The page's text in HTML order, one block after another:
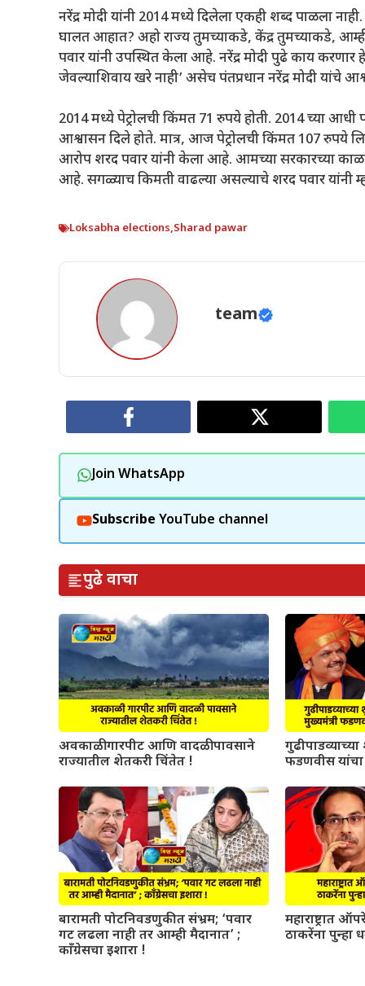
नरेंद्र मोदी यांनी 2014 मध्ये दिलेला एकही शब्द पाळला
घालत आहात? अहो राज्य तुमच्याकडे, केंद्र तुमच्याकडे, आम्ही
पवार यांनी उपस्थित केला आहे. नरेंद्र मोदी पुढे काय
जेवल्याशिवाय खरे नाही’ असेच पंतप्रधान नरेंद्र मोदी यांचे
2014 मध्ये पेट्रोलची किंमत 71 रुपये होती. 2014 च्या आधी
आश्वासन दिले होते. मात्र, आज पेट्रोलची किंमत 107 रुपये
आरोप शरद पवार यांनी केला आहे. आमच्या सरकारच्या
आहे. सगळ्याच किमती वाढल्या असल्याचे शरद पवार यांनी
Loksabha elections,Sharad pawar
team
Join WhatsApp
Subscribe YouTube channel
पुढे वाचा
अवकाळी गारपीट आणि वादळी पावसाने
राज्यातील शेतकरी चिंतेत !
फडणवीस
बारामती पोटनिवडणुकीत संभ्रम; ‘पवार
गट लढला नाही तर आम्ही मैदानात’ ;
काँग्रेसचा इशारा !
महाराष्ट्रात
ठाकरेंना पुन्हा